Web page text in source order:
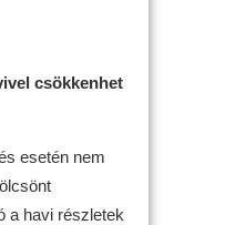
csökkenhet
esetén nem
a havi részletek